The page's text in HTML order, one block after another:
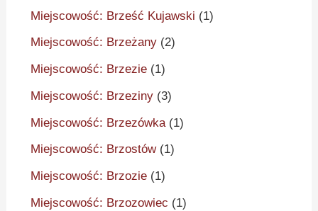
Miejscowość: Brześć Kujawski (1)
Miejscowość: Brzeżany (2)
Miejscowość: Brzezie (1)
Miejscowość: Brzeziny (3)
Miejscowość: Brzezówka (1)
Miejscowość: Brzostów(1)
Miejscowość: Brzozie (1)
Miejscowość: Brzozowiec (1)